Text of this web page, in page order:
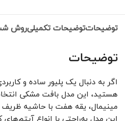
توضیحاتتوضیحات تکمیلیروش
توضیحات
اگر به دنبال یک پلیور ساده و
هستید، این مدل بافت مشکی
مینیمال، یقه هفت با حاشیه